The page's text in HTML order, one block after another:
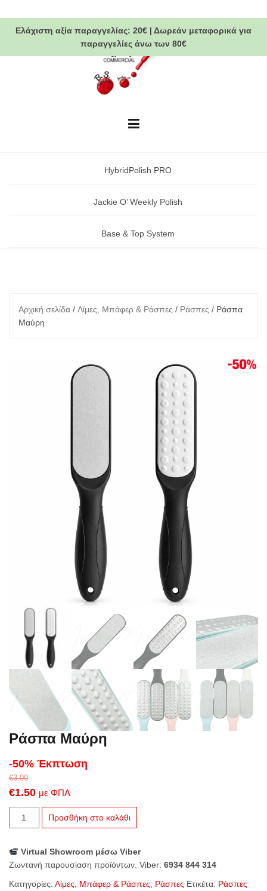
to
contentΕλάχιστη αξία παραγγελίας: 20€ | Δωρεάν μεταφορικά για
παραγγελίες άνω των 80€
HybridPolish PRO
Jackie O’ Weekly Polish
Base & Top System
Αρχική σελίδα / Λίμες, Μπάφερ & Ράσπες / Ράσπες / Ράσπα
Μαύρη
Ράσπα Μαύρη
-50% Έκπτωση
€3.00
Original
price
was:
€1.50Η
τρέχουσα
τιμή
€1.50.
με ΦΠΑ
Ράσπα
Μαύρη
Προσθήκη στο καλάθι
Virtual Showroom μέσω Viber
Ζωντανή παρουσίαση προϊόντων. Viber: 6934 844 314
Κατηγορίες: Λίμες, Μπάφερ & Ράσπες Ράσπες Ετικέτα: Ράσπες